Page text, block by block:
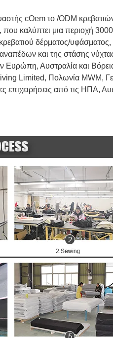
cOem το /ODM
καλύπτει μια περιοχή
δέρματος/
και της στάσης
Ευρώπη, Αυστραλία και
Limited, Πολωνία MWM,
επιχειρήσεις από τις ΗΠΑ,